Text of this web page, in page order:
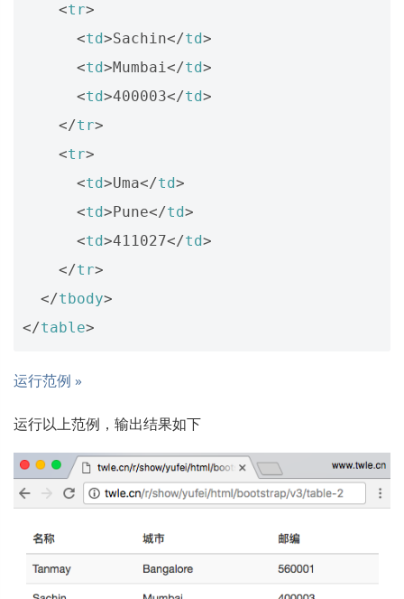
<tr>
<td>Sachin</td>
<td>Mumbai</td>
<td>400003</td>
</tr>
<tr>
<td>Uma</td>
<td> Pune</td>
<td>411027</td>
</tr>
</tbody>
</table>
运行范例 »
运行以上范例，输出结果如下